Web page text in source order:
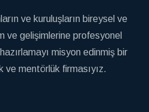
ve kuruluşların bireysel ve
ve gelişimlerine profesyonel
misyon edinmiş bir
ve mentörlük firmasıyız.